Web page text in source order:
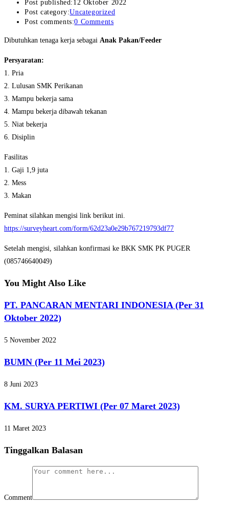
Post published: 12 Oktober 2022
Post category:Uncategorized
Post comments:0 Comments
Dibutuhkan tenaga kerja sebagai Anak Pakan/Feeder
Persyaratan:
1. Pria
2. Lulusan SMK Perikanan
3. Mampu bekerja sama
4. Mampu bekerja dibawah tekanan
5. Niat bekerja
6. Disiplin
Fasilitas
1. Gaji 1,9 juta
2. Mess
3. Makan
Peminat silahkan mengisi link berikut ini.
https://surveyheart.com/form/62d23a0e29b767219793df77
Setelah mengisi, silahkan konfirmasi ke BKK SMK PK PUGER
(085746640049)
You Might Also Like
PT. PANCARAN MENTARI INDONESIA (Per 31
Oktober 2022)
5 November 2022
BUMN (Per 11 Mei 2023)
8 Juni 2023
KM. SURYA PERTIWI (Per 07 Maret 2023)
11 Maret 2023
Tinggalkan Balasan
Comment